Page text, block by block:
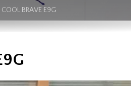
COOL.BRAVE E9G